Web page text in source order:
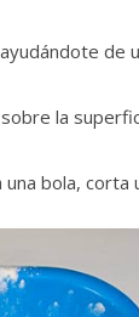
de
la
bola, corta